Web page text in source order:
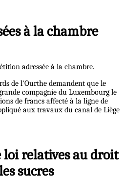
à la chambre
adressée à la chambre.
de l'Ourthe demandent que le
compagnie du Luxembourg le
de francs affecté à la ligne de
aux travaux du canal de Liège
loi relatives au droit
sucres